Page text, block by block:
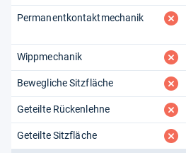
Permanentkontaktmechanik fehlt
Wippmechanik fehlt
Bewegliche Sitzfläche fehlt
Geteilte Rückenlehne fehlt
Geteilte Sitzfläche fehlt